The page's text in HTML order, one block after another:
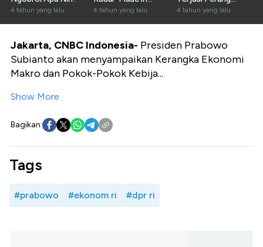
4 tahun yang lalu
Indonesia"
4 tahun yang lalu
Terbuka
4 tahun yang lalu
Jakarta, CNBC Indonesia- Presiden Prabowo
Subianto akan menyampaikan Kerangka Ekonomi
Makro dan Pokok-Pokok Kebija...
Show More
Bagikan:
Tags
#prabowo #ekonom ri #dpr ri